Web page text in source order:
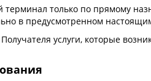
терминал только по прямому
в предусмотренном
услуги, которые